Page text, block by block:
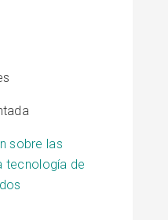
sobre las
tecnología de